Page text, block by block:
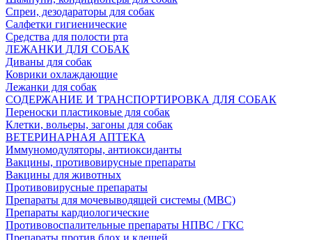
Спреи, дезодараторы для собак
Салфетки гигиенические
Средства для полости рта
ЛЕЖАНКИ ДЛЯ СОБАК
Диваны для собак
Коврики охлаждающие
Лежанки для собак
СОДЕРЖАНИЕ И ТРАНСПОРТИРОВКА ДЛЯ СОБАК
Переноски пластиковые для собак
Клетки, вольеры, загоны для собак
ВЕТЕРИНАРНАЯ АПТЕКА
Иммуномодуляторы, антиоксиданты
Вакцины, противовирусные препараты
Вакцины для животных
Противовирусные препараты
Препараты для мочевыводящей системы (МВС)
Препараты кардиологические
Противовоспалительные препараты НПВС / ГКС
Препараты против блох и клещей